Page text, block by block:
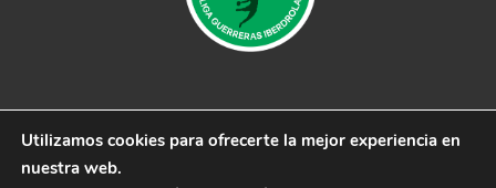
© 2019 CB Remudas - Desarrollado por3COM
Utilizamos cookies para ofrecerte la mejor experiencia en
nuestra web.